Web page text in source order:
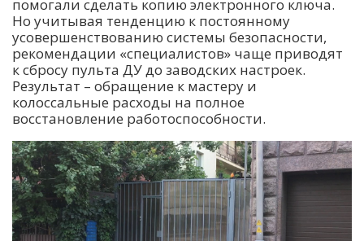
помогали сделать копию электронного ключа.
Но учитывая тенденцию к постоянному
усовершенствованию системы безопасности,
рекомендации «специалистов» чаще приводят
к сбросу пульта ДУ до заводских настроек.
Результат – обращение к мастеру и
колоссальные расходы на полное
восстановление работоспособности.